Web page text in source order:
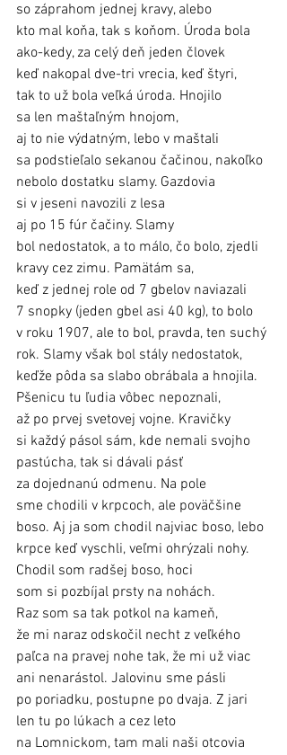
so záprahom jednej kravy, alebo
kto mal koňa, tak s koňom. Úroda bola
ako-kedy, za celý deň jeden človek
keď nakopal dve-tri vrecia, keď štyri,
tak to už bola veľká úroda. Hnojilo
sa len maštaľným hnojom,
aj to nie výdatným, lebo v maštali
sa podstieľalo sekanou čačinou, nakoľko
nebolo dostatku slamy. Gazdovia
si v jeseni navozili z lesa
aj po 15 fúr čačiny. Slamy
bol nedostatok, a to málo, čo bolo, zjedli
kravy cez zimu. Pamätám sa,
keď z jednej role od 7 gbelov naviazali
7 snopky (jeden gbel asi 40 kg), to bolo
v roku 1907, ale to bol, pravda, ten suchý
rok. Slamy však bol stály nedostatok,
keďže pôda sa slabo obrábala a hnojila.
Pšenicu tu ľudia vôbec nepoznali,
až po prvej svetovej vojne. Kravičky
si každý pásol sám, kde nemali svojho
pastúcha, tak si dávali pásť
za dojednanú odmenu. Na pole
sme chodili v krpcoch, ale poväčšine
boso. Aj ja som chodil najviac boso, lebo
krpce keď vyschli, veľmi ohrýzali nohy.
Chodil som radšej boso, hoci
som si pozbíjal prsty na nohách.
Raz som sa tak potkol na kameň,
že mi naraz odskočil necht z veľkého
paľca na pravej nohe tak, že mi už viac
ani nenarástol. Jalovinu sme pásli
po poriadku, postupne po dvaja. Z jari
len tu po lúkach a cez leto
na Lomnickom, tam mali naši otcovia